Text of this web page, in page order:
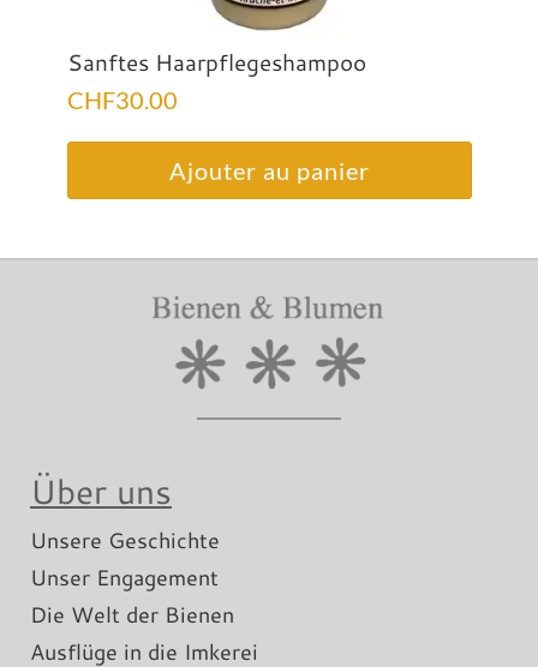
Sanftes Haarpflegeshampoo
CHF30.00
Ajouter au panier
Über uns
Unsere Geschichte
Unser Engagement
Die Welt der Bienen
Ausflüge in die Imkerei